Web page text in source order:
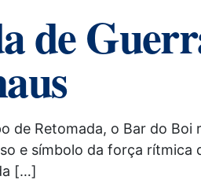
de Retomada, o Bar do
e símbolo da força
[…]